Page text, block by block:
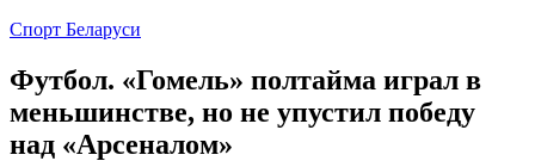
Спорт Беларуси
Футбол. «Гомель» полтайма играл в
меньшинстве, но не упустил победу
над «Арсеналом»